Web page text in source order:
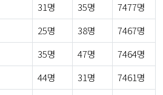
31명 35명
7477명
25명 38명
7467명
35명 47명
7464명
44명 31명
7461명